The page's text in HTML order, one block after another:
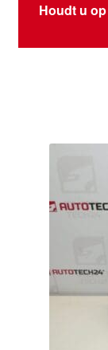
Houdt u